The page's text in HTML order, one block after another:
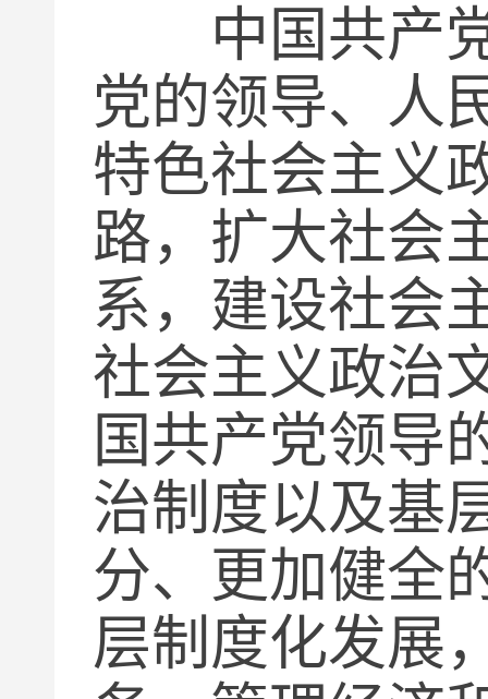
中国共产党
党的领导、人
特色社会主义
路，扩大社会
系，建设社会
社会主义政治
国共产党领导
治制度以及基
分、更加健全
层制度化发展